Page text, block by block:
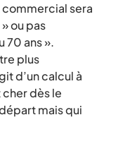
commercial sera
ou pas
70 ans ».
plus
d’un calcul à
dès le
mais qui